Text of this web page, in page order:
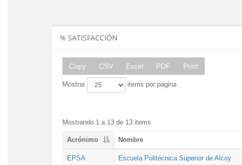
% SATISFACCIÓN
Copy CSV Excel PDF Print
Mostrar items por página
Mostrando 1 a 13 de 13 items
Acrónimo Nombre
EPSA Escuela Politécnica Superior de Alcoy